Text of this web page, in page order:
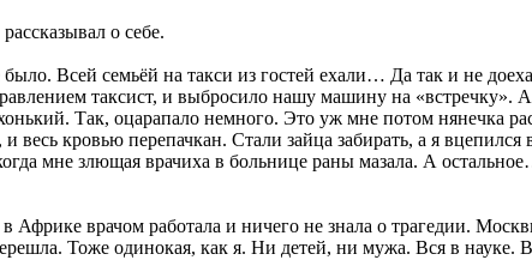
о себе.
Всей семьёй на такси из гостей ехали… Да так и не
таксист, и выбросило нашу машину на
Так, оцарапало немного. Это уж мне потом нянечка
кровью перепачкан. Стали зайца забирать, а я вцепился
мне злющая врачиха в больнице раны мазала. А
Африке врачом работала и ничего не знала о трагедии.
Тоже одинокая, как я. Ни детей, ни мужа. Вся в науке.